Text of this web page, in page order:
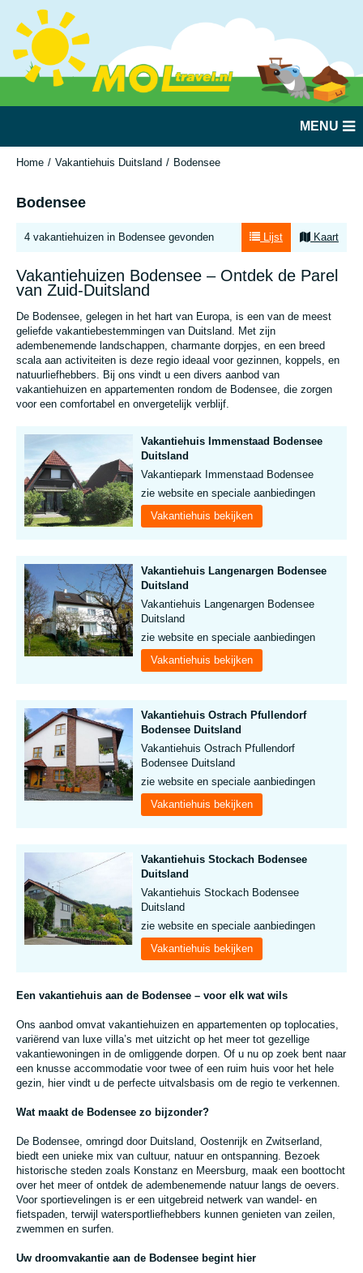
MENU
Home Vakantiehuis Duitsland Bodensee
Bodensee
4 vakantiehuizen in Bodensee gevonden Lijst Kaart
Vakantiehuizen Bodensee – Ontdek de Parel
van Zuid-Duitsland
De Bodensee, gelegen in het hart van Europa, is een van de meest
geliefde vakantiebestemmingen van Duitsland. Met zijn
adembenemende landschappen, charmante dorpjes, en een breed
scala aan activiteiten is deze regio ideaal voor gezinnen, koppels, en
natuurliefhebbers. Bij ons vindt u een divers aanbod van
vakantiehuizen en appartementen rondom de Bodensee, die zorgen
voor een comfortabel en onvergetelijk verblijf.
Vakantiehuis Immenstaad Bodensee
Duitsland
Vakantiepark Immenstaad Bodensee
zie website en speciale aanbiedingen
Vakantiehuis bekijken
Vakantiehuis Langenargen Bodensee
Duitsland
Vakantiehuis Langenargen Bodensee
Duitsland
zie website en speciale aanbiedingen
Vakantiehuis bekijken
Vakantiehuis Ostrach Pfullendorf
Bodensee Duitsland
Vakantiehuis Ostrach Pfullendorf
Bodensee Duitsland
zie website en speciale aanbiedingen
Vakantiehuis bekijken
Vakantiehuis Stockach Bodensee
Duitsland
Vakantiehuis Stockach Bodensee
Duitsland
zie website en speciale aanbiedingen
Vakantiehuis bekijken
Een vakantiehuis aan de Bodensee – voor elk wat wils
Ons aanbod omvat vakantiehuizen en appartementen op toplocaties,
variërend van luxe villa’s met uitzicht op het meer tot gezellige
vakantiewoningen in de omliggende dorpen. Of u nu op zoek bent naar
een knusse accommodatie voor twee of een ruim huis voor het hele
gezin, hier vindt u de perfecte uitvalsbasis om de regio te verkennen.
Wat maakt de Bodensee zo bijzonder?
De Bodensee, omringd door Duitsland, Oostenrijk en Zwitserland,
biedt een unieke mix van cultuur, natuur en ontspanning. Bezoek
historische steden zoals Konstanz en Meersburg, maak een boottocht
over het meer of ontdek de adembenemende natuur langs de oevers.
Voor sportievelingen is er een uitgebreid netwerk van wandel- en
fietspaden, terwijl watersportliefhebbers kunnen genieten van zeilen,
zwemmen en surfen.
Uw droomvakantie aan de Bodensee begint hier